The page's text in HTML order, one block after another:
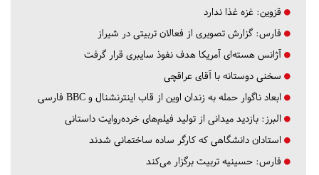
قزوین: غزه غذا ندارد
فارس: گزارش تصویری از فعالان تربیتی در شیراز
آژانس هسته‌ای آمریکا هدف نفوذ سایبری قرار گرفت
سخنی دوستانه با آقای عراقچی
ابعاد ناگوار حمله به زندان اوین از قاب اینترنشنال و BBC فارسی
البرز: بازدید میدانی از تولید فیلم‌های خرده‌روایت داستانی
استادان دانشگاهی که کارگر ساده ساختمانی شدند
فارس: حسینیه تربیت برگزار می‌کند